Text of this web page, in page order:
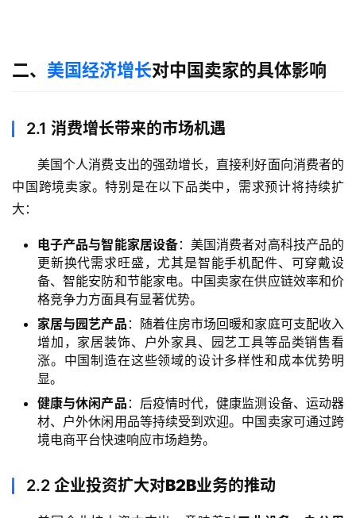
二、 美国经济增长对中国卖家的具体影响
2.1 消费增长带来的市场机遇
美国个人消费支出的强劲增长，直接利好面向消费者的
中国跨境卖家。特别是在以下品类中，需求预计将持续扩
大：
电子产品与智能家居设备：美国消费者对高科技产品的
更新换代需求旺盛，尤其是智能手机配件、可穿戴设
备、智能安防和节能家电。中国卖家在供应链效率和价
格竞争力方面具有显著优势。
家居与园艺产品 ：随着住房市场回暖和家庭可支配收入
增加，家居装饰、户外家具、园艺工具等品类销售看
涨。中国制造在这些领域的设计多样性和成本优势明
显。
健康与休闲产品 ：后疫情时代，健康监测设备、运动器
材、户外休闲用品等持续受到欢迎。中国卖家可通过跨
境电商平台快速响应市场趋势。
2.2 企业投资扩大对B2B业务的推动